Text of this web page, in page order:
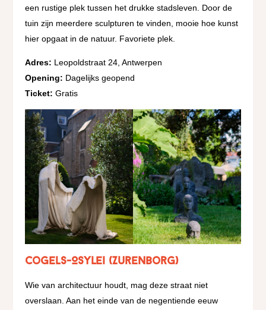
een rustige plek tussen het drukke stadsleven. Door de
tuin zijn meerdere sculpturen te vinden, mooie hoe kunst
hier opgaat in de natuur. Favoriete plek.
Adres: Leopoldstraat 24, Antwerpen
Opening: Dagelijks geopend
Ticket: Gratis
Cogels-Osylei (Zurenborg)
Wie van architectuur houdt, mag deze straat niet
overslaan. Aan het einde van de negentiende eeuw